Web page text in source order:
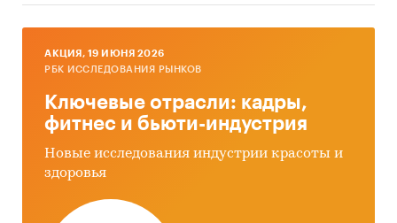
AКЦИЯ, 19 ИЮНЯ 2026
РБК ИССЛЕДОВАНИЯ РЫНКОВ
Ключевые отрасли: кадры,
фитнес и бьюти-индустрия
Новые исследования индустрии красоты и
здоровья